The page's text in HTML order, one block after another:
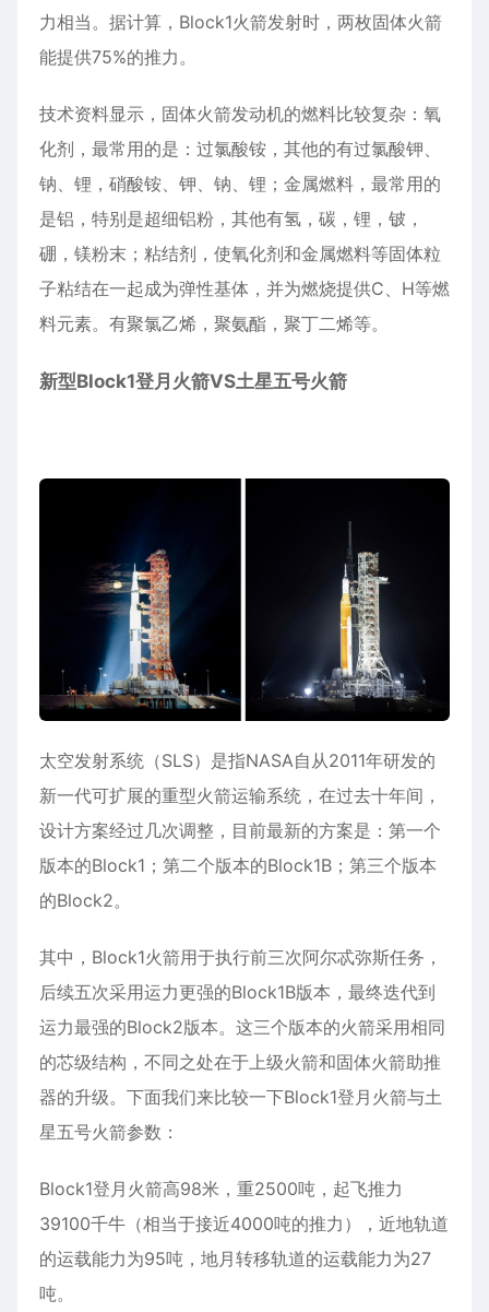
力相当。据计算，Block1火箭发射时，两枚固体火箭
能提供75%的推力。
技术资料显示，固体火箭发动机的燃料比较复杂：氧
化剂，最常用的是：过氯酸铵，其他的有过氯酸钾、
钠、锂，硝酸铵、钾、钠、锂；金属燃料，最常用的
是铝，特别是超细铝粉，其他有氢，碳，锂，铍，
硼，镁粉末；粘结剂，使氧化剂和金属燃料等固体粒
子粘结在一起成为弹性基体，并为燃烧提供C、H等燃
料元素。有聚氯乙烯，聚氨酯，聚丁二烯等。
新型Block1登月火箭VS土星五号火箭
太空发射系统（SLS）是指NASA自从2011年研发的
新一代可扩展的重型火箭运输系统，在过去十年间，
设计方案经过几次调整，目前最新的方案是：第一个
版本的Block1；第二个版本的Block1B；第三个版本
的Block2。
其中，Block1火箭用于执行前三次阿尔忒弥斯任务，
后续五次采用运力更强的Block1B版本，最终迭代到
运力最强的Block2版本。这三个版本的火箭采用相同
的芯级结构，不同之处在于上级火箭和固体火箭助推
器的升级。下面我们来比较一下Block1登月火箭与土
星五号火箭参数：
Block1登月火箭高98米，重2500吨，起飞推力
39100千牛（相当于接近4000吨的推力），近地轨道
的运载能力为95吨，地月转移轨道的运载能力为27
吨。